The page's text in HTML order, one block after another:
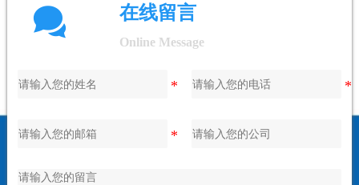
 在线留言
Online Message